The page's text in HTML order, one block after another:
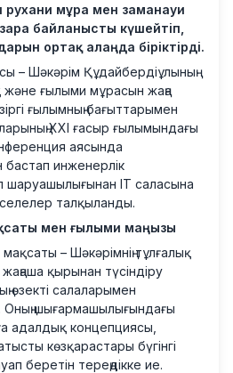
мұра мен заманауи
байланысты күшейтіп,
ортақ алаңда біріктірді.
– Шәкәрім Құдайбердіұлының
ғылыми мұрасын жаңа
ғылымның бағыттарымен
XXI ғасыр ғылымындағы
аясында
бастап инженерлік
шаруашылығынан IT саласына
талқыланды.
мен ғылыми маңызы
мақсаты – Шәкәрімнің тұлғалық
қырынан түсіндіру
өзекті салаларымен
шығармашылығындағы
адалдық концепциясы,
көзқарастары бүгінгі
беретін тереңдікке ие.